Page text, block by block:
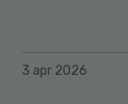
3 apr 2026